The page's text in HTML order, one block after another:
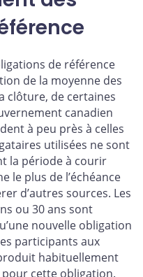
de référence
de la moyenne des
clôture, de certaines
canadien
à peu près à celles
utilisées ne sont
la période à courir
le plus de l’échéance
d’autres sources. Les
ou 30 ans sont
nouvelle obligation
participants aux
habituellement
cette obligation.